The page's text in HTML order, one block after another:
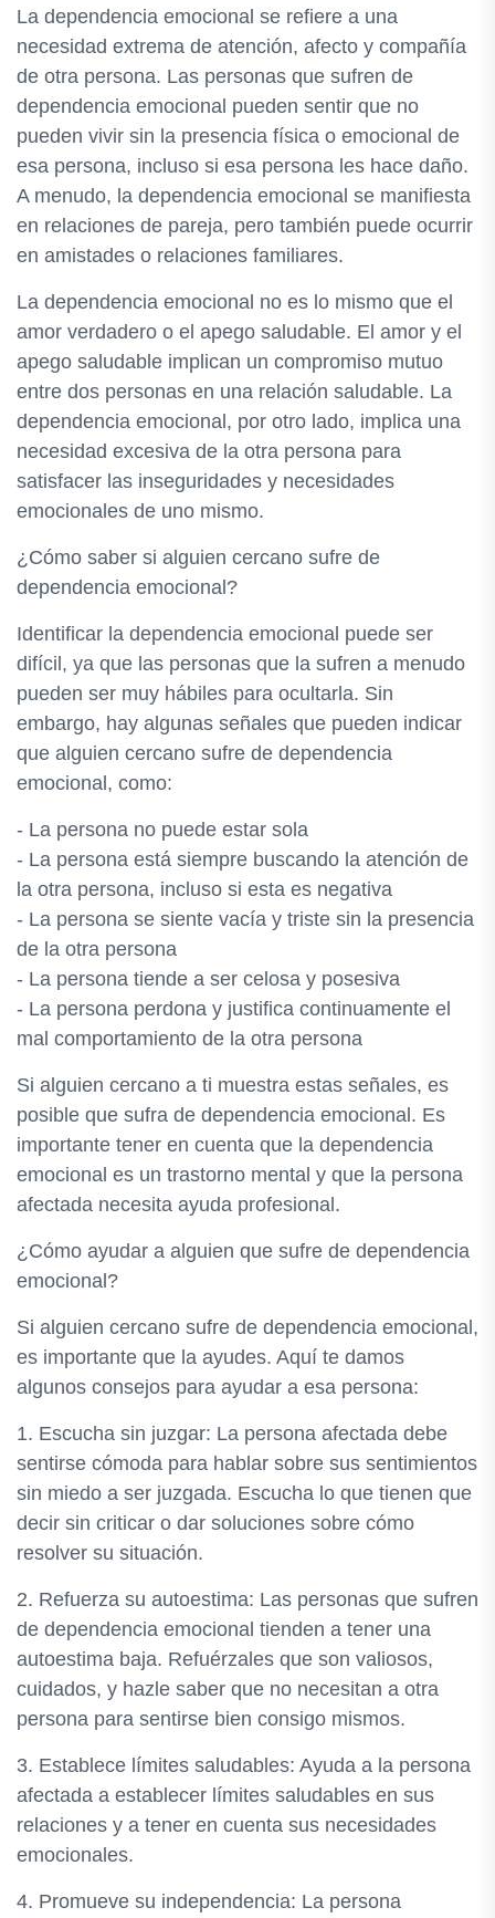
La dependencia emocional se refiere a una
necesidad extrema de atención, afecto y compañía
de otra persona. Las personas que sufren de
dependencia emocional pueden sentir que no
pueden vivir sin la presencia física o emocional de
esa persona, incluso si esa persona les hace daño.
A menudo, la dependencia emocional se manifiesta
en relaciones de pareja, pero también puede ocurrir
en amistades o relaciones familiares.
La dependencia emocional no es lo mismo que el
amor verdadero o el apego saludable. El amor y el
apego saludable implican un compromiso mutuo
entre dos personas en una relación saludable. La
dependencia emocional, por otro lado, implica una
necesidad excesiva de la otra persona para
satisfacer las inseguridades y necesidades
emocionales de uno mismo.
¿Cómo saber si alguien cercano sufre de
dependencia emocional?
Identificar la dependencia emocional puede ser
difícil, ya que las personas que la sufren a menudo
pueden ser muy hábiles para ocultarla. Sin
embargo, hay algunas señales que pueden indicar
que alguien cercano sufre de dependencia
emocional, como:
- La persona no puede estar sola
- La persona está siempre buscando la atención de
la otra persona, incluso si esta es negativa
- La persona se siente vacía y triste sin la presencia
de la otra persona
- La persona tiende a ser celosa y posesiva
- La persona perdona y justifica continuamente el
mal comportamiento de la otra persona
Si alguien cercano a ti muestra estas señales, es
posible que sufra de dependencia emocional. Es
importante tener en cuenta que la dependencia
emocional es un trastorno mental y que la persona
afectada necesita ayuda profesional.
¿Cómo ayudar a alguien que sufre de dependencia
emocional?
Si alguien cercano sufre de dependencia emocional,
es importante que la ayudes. Aquí te damos
algunos consejos para ayudar a esa persona:
1. Escucha sin juzgar: La persona afectada debe
sentirse cómoda para hablar sobre sus sentimientos
sin miedo a ser juzgada. Escucha lo que tienen que
decir sin criticar o dar soluciones sobre cómo
resolver su situación.
2. Refuerza su autoestima: Las personas que sufren
de dependencia emocional tienden a tener una
autoestima baja. Refuérzales que son valiosos,
cuidados, y hazle saber que no necesitan a otra
persona para sentirse bien consigo mismos.
3. Establece límites saludables: Ayuda a la persona
afectada a establecer límites saludables en sus
relaciones y a tener en cuenta sus necesidades
emocionales.
4. Promueve su independencia: La persona